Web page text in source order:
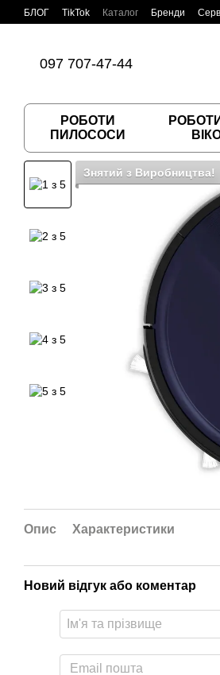
Перейти до основного контенту
БЛОГ TikTok Каталог Бренди
097 707-47-44
РОБОТИ
ПИЛОСОСИ
Знятий з Виробництва!
Опис Характеристики
Новий відгук або коментар